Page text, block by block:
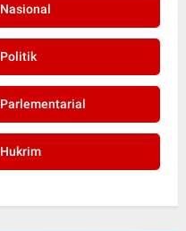
Nasional
Politik
Parlementarial
Hukrim